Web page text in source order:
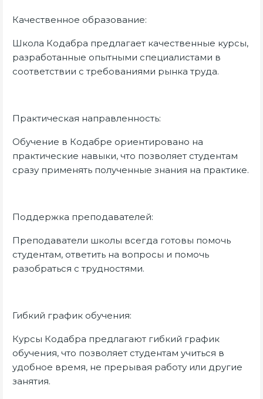
Качественное образование:
Школа Кодабра предлагает качественные курсы,
разработанные опытными специалистами в
соответствии с требованиями рынка труда.
Практическая направленность:
Обучение в Кодабре ориентировано на
практические навыки, что позволяет студентам
сразу применять полученные знания на практике.
Поддержка преподавателей:
Преподаватели школы всегда готовы помочь
студентам, ответить на вопросы и помочь
разобраться с трудностями.
Гибкий график обучения:
Курсы Кодабра предлагают гибкий график
обучения, что позволяет студентам учиться в
удобное время, не прерывая работу или другие
занятия.